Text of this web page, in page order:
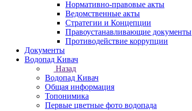
Нормативно-правовые акты
Ведомственные акты
Стратегии и Концепции
Правоустанавливающие документы
Противодействие коррупции
Документы
Водопад Кивач
Назад
Водопад Кивач
Общая информация
Топонимика
Первые цветные фото водопада